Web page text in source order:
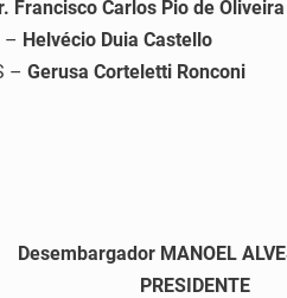
Francisco Carlos Pio de Oliveira
– Helvécio Duia Castello
–Gerusa Corteletti Ronconi
Desembargador MANOEL
PRESIDENTE